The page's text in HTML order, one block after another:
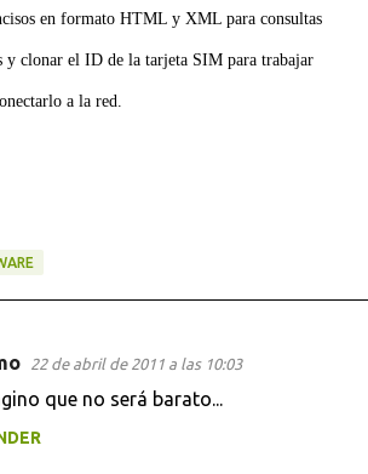
en formato HTML y XML para consultas
y clonar el ID de la tarjeta SIM para trabajar
a la red.
22 de abril de 2011 a las 10:03
que no será barato...